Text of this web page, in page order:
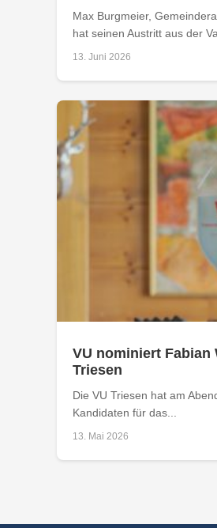
Max Burgmeier,
hat seinen Austritt aus der
13. Juni 2026
VU nominiert
Triesen
Die VU Triesen hat am
Kandidaten für das...
13. Mai 2026